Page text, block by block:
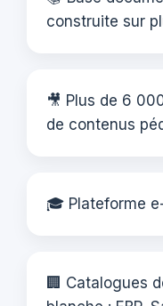
construite sur
🎥 Plus de 6
de contenus
🎓 Plateforme
🏢 Catalogues